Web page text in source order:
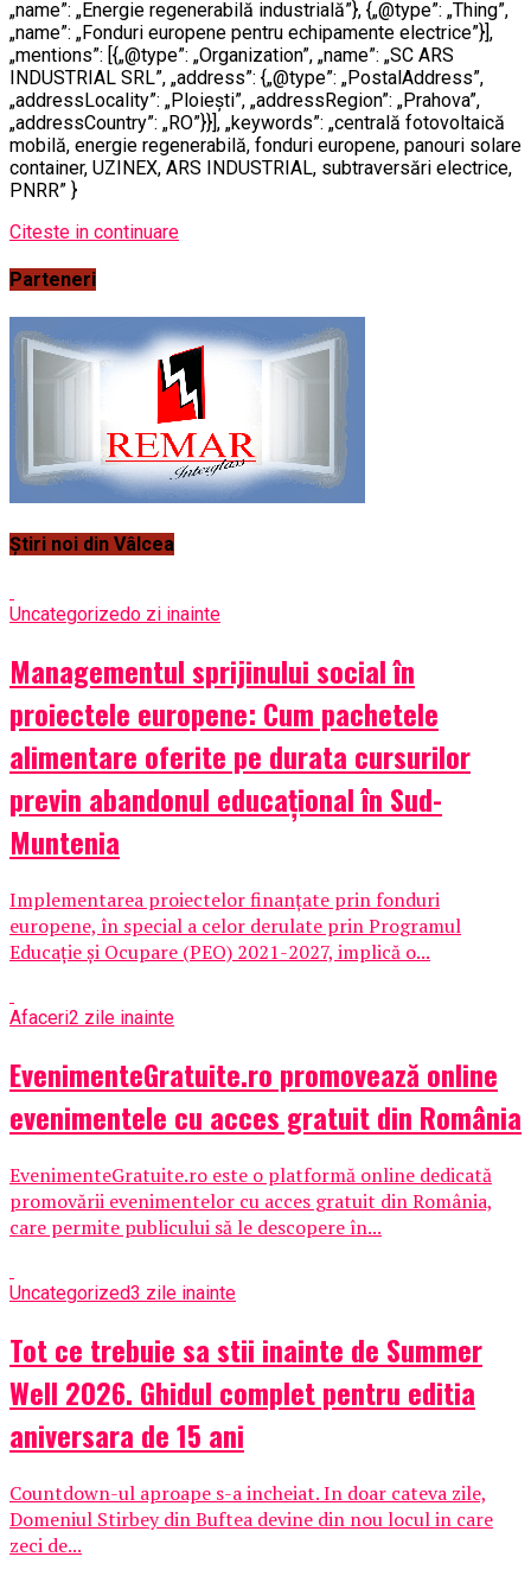
„name”: „Energie regenerabilă industrială”}, {„@type”: „Thing”,
„name”: „Fonduri europene pentru echipamente electrice”}],
„mentions”: [{„@type”: „Organization”, „name”: „SC ARS
INDUSTRIAL SRL”, „address”: {„@type”: „PostalAddress”,
„addressLocality”: „Ploiești”, „addressRegion”: „Prahova”,
„addressCountry”: „RO”}}], „keywords”: „centrală fotovoltaică
mobilă, energie regenerabilă, fonduri europene, panouri solare
container, UZINEX, ARS INDUSTRIAL, subtraversări electrice,
PNRR” }
Citeste in continuare
Parteneri
Știri noi din Vâlcea
Uncategorizedo zi inainte
Managementul sprijinului social în
proiectele europene: Cum pachetele
alimentare oferite pe durata cursurilor
previn abandonul educațional în Sud-
Muntenia
Implementarea proiectelor finanțate prin fonduri
europene, în special a celor derulate prin Programul
Educație și Ocupare (PEO) 2021-2027, implică o...
Afaceri2 zile inainte
EvenimenteGratuite.ro promovează online
evenimentele cu acces gratuit din România
EvenimenteGratuite.ro este o platformă online dedicată
promovării evenimentelor cu acces gratuit din România,
care permite publicului să le descopere în...
Uncategorized3 zile inainte
Tot ce trebuie sa stii inainte de Summer
Well 2026. Ghidul complet pentru editia
aniversara de 15 ani
Countdown-ul aproape s-a incheiat. In doar cateva zile,
Domeniul Stirbey din Buftea devine din nou locul in care
zeci de...